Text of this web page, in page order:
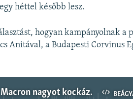
héttel később lesz.
hogyan kampányolnak a
Anitával, a Budapesti Corvinus
Macron nagyot kockáztat – egész Európára hatással lesznek a francia választások